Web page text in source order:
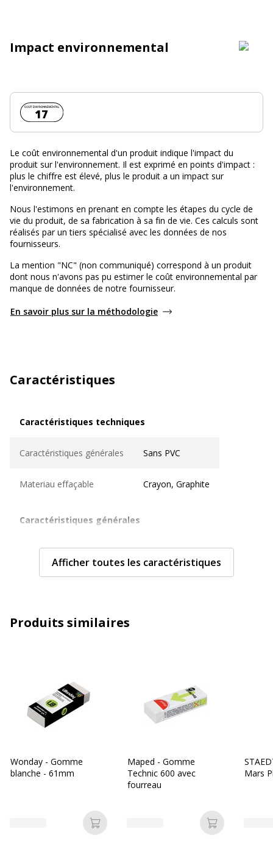
Impact environnemental
Coût environnemental :
17
Le coût environnemental d'un produit indique l'impact du
produit sur l'environnement. Il est exprimé en points d'impact :
plus le chiffre est élevé, plus le produit a un impact sur
l'environnement.
Nous l'estimons en prenant en compte les étapes du cycle de
vie du produit, de sa fabrication à sa fin de vie. Ces calculs sont
réalisés par un tiers spécialisé avec les données de nos
fournisseurs.
La mention "NC" (non communiqué) correspond à un produit
dont nous n'avons pas pu estimer le coût environnemental par
manque de données de notre fournisseur.
En savoir plus sur la méthodologie
Caractéristiques
Caractéristiques techniques
Caractéristiques générales Sans PVC
Materiau effaçable Crayon, Graphite
Caractéristiques générales
Catégorie de couleur Blanc
Impact environnemental
Données d'identification
Données d'identification
Marque Wonday
Référence produit
Afficher toutes les caractéristiques
Produits similaires
Wonday - Gomme
blanche - 61mm
Ajouter au panier
Maped - Gomme
Technic 600 avec
fourreau
Ajouter au
Mars